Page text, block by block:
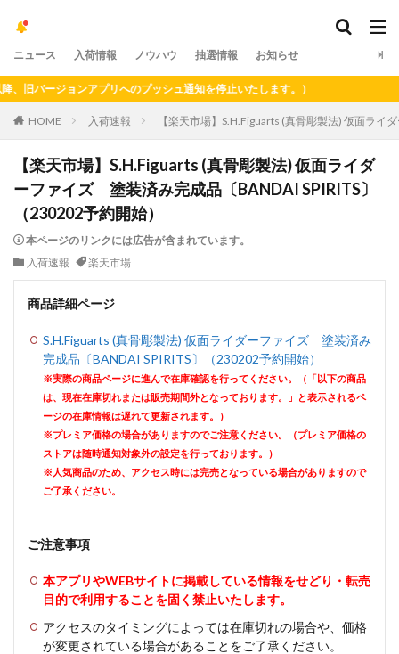
ニュース 入荷情報 ノウハウ 抽選情報 お知らせ
ージョンアプリへのプッシュ通知を停止いたします。）
HOME 入荷速報 【楽天市場】S.H.Figuarts (真骨彫製法) 仮面ラ
【楽天市場】S.H.Figuarts (真骨彫製法) 仮面ライダ
ーファイズ 塗装済み完成品〔BANDAI SPIRITS〕
（230202予約開始）
本ページのリンクには広告が含まれています。
入荷速報
楽天市場
商品詳細ページ
S.H.Figuarts (真骨彫製法) 仮面ライダーファイズ 塗装済み
完成品〔BANDAI SPIRITS〕（230202予約開始）
※実際の商品ページに進んで在庫確認を行ってください。（「以下の商品
は、現在在庫切れまたは販売期間外となっております。」と表示されるペ
ージの在庫情報は遅れて更新されます。）
※プレミア価格の場合がありますのでご注意ください。（プレミア価格の
ストアは随時通知対象外の設定を行っております。）
※人気商品のため、アクセス時には完売となっている場合がありますので
ご了承ください。
ご注意事項
本アプリやWEBサイトに掲載している情報をせどり・転売
目的で利用することを固く禁止いたします。
アクセスのタイミングによっては在庫切れの場合や、価格
が変更されている場合があることをご了承ください。